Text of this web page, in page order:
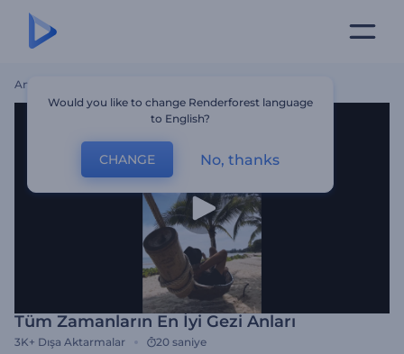
Ana Sayfa
Tüm Zamanların En İyi Gezi Anları
3K+ Dışa Aktarmalar 20 saniye
Would you like to change Renderforest language
to English?
CHANGE No, thanks